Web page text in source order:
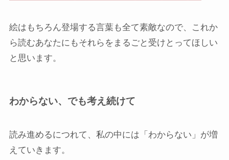
絵はもちろん登場する言葉も全て素敵なので、これか
ら読むあなたにもそれらをまるごと受けとってほしい
と思います。
わからない、でも考え続けて
読み進めるにつれて、私の中には「わからない」が増
えていきます。